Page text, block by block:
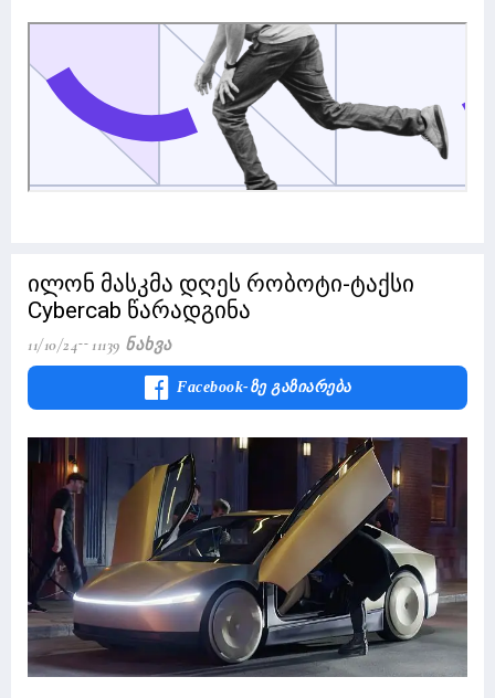
ილონ მასკმა დღეს რობოტი-ტაქსი
Cybercab წარადგინა
11/10/24 11139 Ნახვა
Facebook-Ზე Გაზიარება